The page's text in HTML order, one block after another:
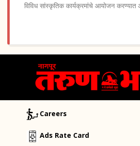
विविध सांस्कृतिक कार्यक्रमांचे आयोजन
Careers
Ads Rate Card